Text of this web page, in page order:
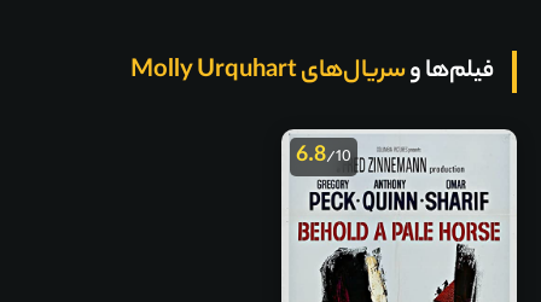
فیلم‌ها وسریال‌های Molly Urquhart
6.8/10